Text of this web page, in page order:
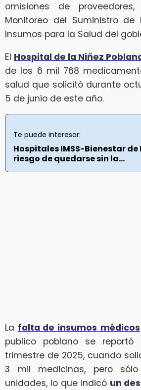
omisiones de
Monitoreo del Suministro de
Insumos para la Salud del
El Hospital de la Niñez
de los 6 mil 768
salud que solicitó durante
5 de junio de este año.
Te puede interesar:
Hospitales IMSS-Bienestar de
riesgo de quedarse sin la...
La falta de insumos médicos
publico poblano se
trimestre de 2025, cuando
3 mil medicinas, pero
unidades, lo que indicó un